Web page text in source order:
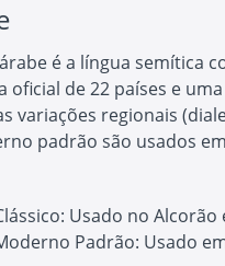
é a língua semítica
oficial de 22 países e
variações regionais
padrão são usados
Usado no
Padrão: Usado